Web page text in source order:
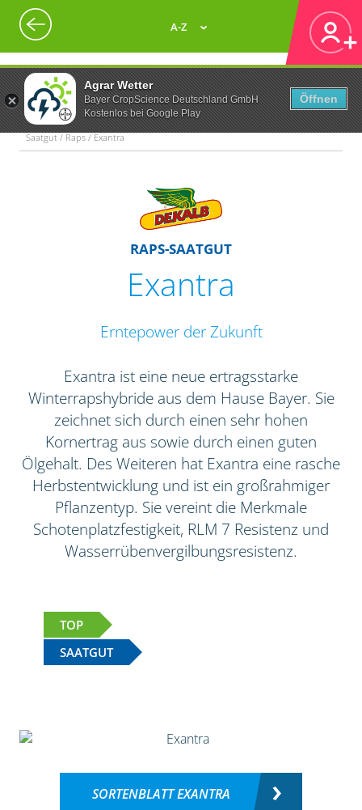
Agrar Wetter
Bayer CropScience Deutschland GmbH
Kostenlos bei Google Play
Öffnen
A-Z
Saatgut / Raps / Exantra
RAPS-SAATGUT
Exantra
Erntepower der Zukunft
Exantra ist eine neue ertragsstarke
Winterrapshybride aus dem Hause Bayer. Sie
zeichnet sich durch einen sehr hohen
Kornertrag aus sowie durch einen guten
Ölgehalt. Des Weiteren hat Exantra eine rasche
Herbstentwicklung und ist ein großrahmiger
Pflanzentyp. Sie vereint die Merkmale
Schotenplatzfestigkeit, RLM 7 Resistenz und
Wasserrübenvergilbungsresistenz.
TOP
SAATGUT
SORTENBLATT EXANTRA